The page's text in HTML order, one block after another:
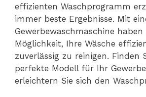
effizienten Waschprogramm
immer beste Ergebnisse. Mit
Gewerbewaschmaschine haben
Möglichkeit, Ihre Wäsche
zuverlässig zu reinigen. Finden
perfekte Modell für Ihr
erleichtern Sie sich den